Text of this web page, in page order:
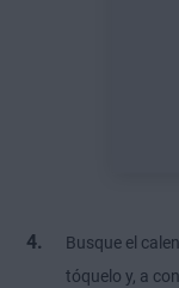
Busque el
tóquelo y, a